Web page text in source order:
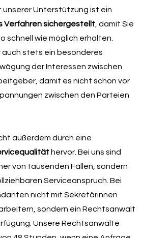
unserer Unterstützung ist ein
Verfahren sichergestellt, damit Sie
schnell wie möglich erhalten.
stets ein besonderes
der Interessen zwischen
damit es nicht schon vor
zwischen den Parteien
außerdem durch eine
hervor. Bei uns sind
von tausenden Fällen, sondern
Serviceanspruch. Bei
nicht mit Sekretärinnen
sondern ein Rechtsanwalt
Unsere Rechtsanwälte